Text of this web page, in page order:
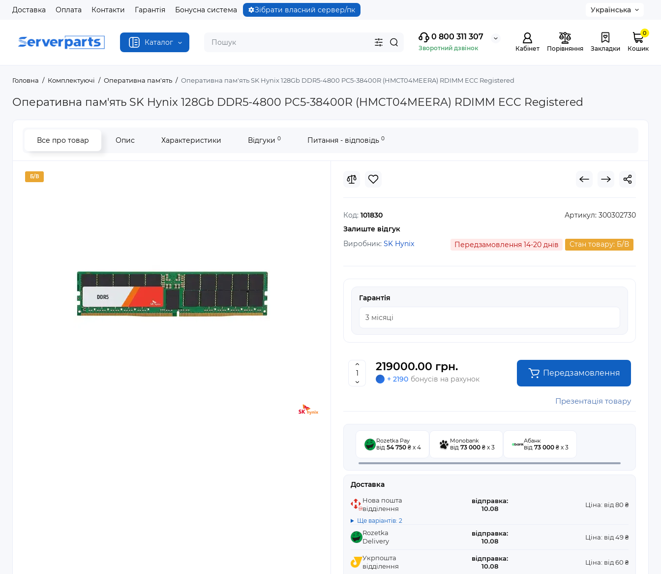
Доставка Оплата Контакти Гарантія Бонусна система Зібрати власний сервер/пк Українська
Каталог
0 800 311 307
Зворотний дзвінок Кабінет Порівняння Закладки
0
Кошик
Головна Комплектуючі Оперативна пам'ять Оперативна пам'ять SK Hynix 128Gb DDR5-4800 PC5-38400R (HMCT04MEERA) RDIMM ECC Registered
Оперативна пам'ять SK Hynix 128Gb DDR5-4800 PC5-38400R (HMCT04MEERA) RDIMM ECC Registered
Все про товар Опис Характеристики Відгуки 0 Питання - відповідь 0
Б/В
Код: 101830
Залиште відгук
Артикул: 300302730
Виробник: SK Hynix Передзамовлення 14-20 днів Стан товару: Б/В
Гарантія
219000.00 грн.
+ 2190 бонусів на рахунок
Передзамовлення
Презентація товару
Rozetka Pay
від 54 750₴ x 4
Monobank
від 73 000₴ x 3
Абанк
від 73 000₴ x 3
Доставка
Нова пошта
відділення
відправка:
10.08
Ціна: від 80 ₴
Ще варіантів: 2
Rozetka
Delivery
відправка:
10.08
Ціна: від 49 ₴
Укрпошта
відділення
відправка:
10.08
Ціна: від 60 ₴